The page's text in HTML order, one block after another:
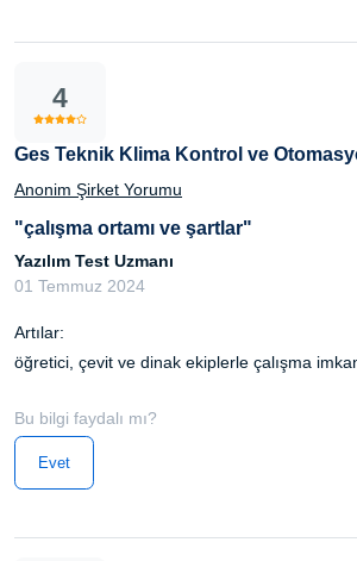
4
Ges Teknik Klima Kontrol ve
Anonim Şirket Yorumu
"çalışma ortamı ve şartlar"
Yazılım Test Uzmanı
01 Temmuz 2024
Artılar:
öğretici, çevit ve dinak ekiplerle çalışma
Bu bilgi faydalı mı?
Evet